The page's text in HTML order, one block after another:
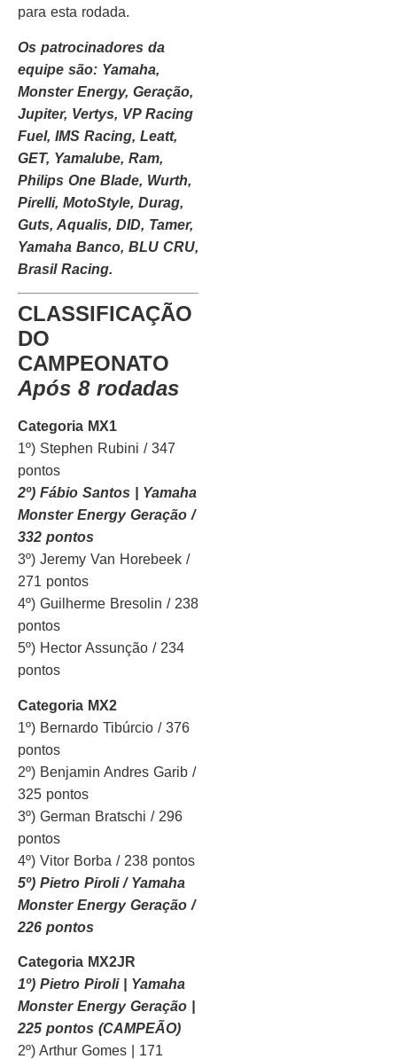
para esta rodada.
Os patrocinadores da
equipe são: Yamaha,
Monster Energy, Geração,
Jupiter, Vertys, VP Racing
Fuel, IMS Racing, Leatt,
GET, Yamalube, Ram,
Philips One Blade, Wurth,
Pirelli, MotoStyle, Durag,
Guts, Aqualis, DID, Tamer,
Yamaha Banco, BLU CRU,
Brasil Racing.
CLASSIFICAÇÃO
DO
CAMPEONATO
Após 8 rodadas
Categoria MX1
1º) Stephen Rubini / 347
pontos
2º) Fábio Santos | Yamaha
Monster Energy Geração /
332 pontos
3º) Jeremy Van Horebeek /
271 pontos
4º) Guilherme Bresolin / 238
pontos
5º) Hector Assunção / 234
pontos
Categoria MX2
1º) Bernardo Tibúrcio / 376
pontos
2º) Benjamin Andres Garib /
325 pontos
3º) German Bratschi / 296
pontos
4º) Vitor Borba / 238 pontos
5º) Pietro Piroli / Yamaha
Monster Energy Geração /
226 pontos
Categoria MX2JR
1º) Pietro Piroli | Yamaha
Monster Energy Geração |
225 pontos (CAMPEÃO)
2º) Arthur Gomes | 171